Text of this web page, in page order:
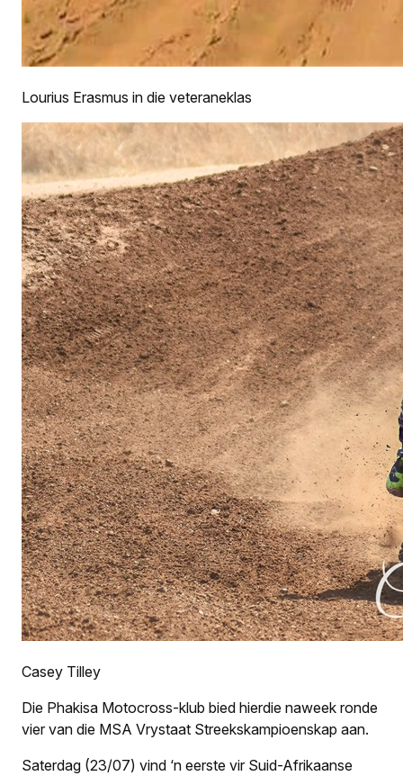
Lourius Erasmus in die veteraneklas
Casey Tilley
Die Phakisa Motocross-klub bied hierdie naweek ronde
vier van die MSA Vrystaat Streekskampioenskap aan.
Saterdag (23/07) vind ‘n eerste vir Suid-Afrikaanse